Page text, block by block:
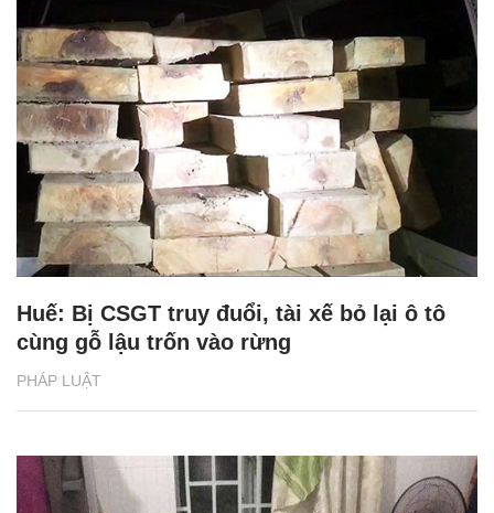
PHÁP LUẬT
Huế: Bị CSGT truy đuổi, tài xế bỏ lại ô tô
cùng gỗ lậu trốn vào rừng